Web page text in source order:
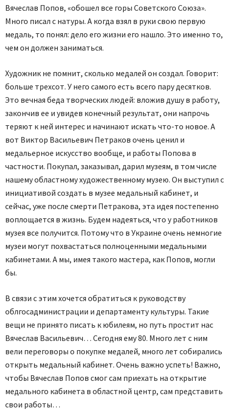
Вячеслав Попов, «обошел все горы Советского Союза».
Много писал с натуры. А когда взял в руки свою первую
медаль, то понял: дело его жизни его нашло. Это именно то,
чем он должен заниматься.
Художник не помнит, сколько медалей он создал. Говорит:
больше трехсот. У него самого есть всего пару десятков.
Это вечная беда творческих людей: вложив душу в работу,
закончив ее и увидев конечный результат, они напрочь
теряют к ней интерес и начинают искать что-то новое. А
вот Виктор Васильевич Петраков очень ценил и
медальерное искусство вообще, и работы Попова в
частности. Покупал, заказывал, дарил музеям, в том числе
нашему областному художественному музею. Он выступил с
инициативой создать в музее медальный кабинет, и
сейчас, уже после смерти Петракова, эта идея постепенно
воплощается в жизнь. Будем надеяться, что у работников
музея все получится. Потому что в Украине очень немногие
музеи могут похвастаться полноценными медальными
кабинетами. А мы, имея такого мастера, как Попов, могли
бы.
В связи с этим хочется обратиться к руководству
облгосадминистрации и департаменту культуры. Такие
вещи не принято писать к юбилеям, но путь простит нас
Вячеслав Васильевич… Сегодня ему 80. Много лет с ним
вели переговоры о покупке медалей, много лет собирались
открыть медальный кабинет. Очень важно успеть! Важно,
чтобы Вячеслав Попов смог сам приехать на открытие
медального кабинета в областной центр, сам представить
свои работы…